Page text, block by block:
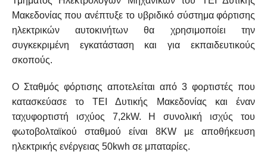
Μακεδονίας που ανέπτυξε το υβριδικό σύστημα φόρτισης
ηλεκτρικών αυτοκινήτων θα χρησιμοποίει την
συγκεκριμένη εγκατάσταση και για εκπαιδευτικούς
σκοπούς.
Ο Σταθμός φόρτισης αποτελείται από 3 φορτιστές που
κατασκεύασε το ΤΕΙ Δυτικής Μακεδονίας και έναν
ταχυφορτιστή ισχύος 7,2kW. Η συνολική ισχύς του
φωτοβολταϊκού σταθμού είναι 8KW με αποθήκευση
ηλεκτρικής ενέργειας 50kwh σε μπαταρίες.